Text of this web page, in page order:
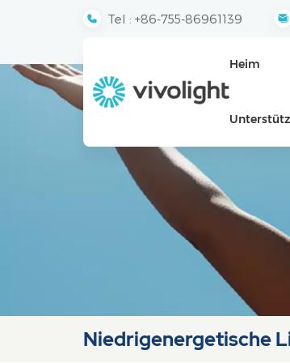
Tel : +86-755-86961139
Heim
Niedrigenergetische